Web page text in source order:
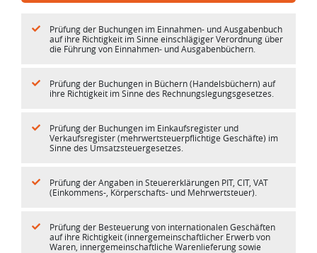
Prüfung der Buchungen im Einnahmen- und Ausgabenbuch
auf ihre Richtigkeit im Sinne einschlägiger Verordnung über
die Führung von Einnahmen- und Ausgabenbüchern.
Prüfung der Buchungen in Büchern (Handelsbüchern) auf
ihre Richtigkeit im Sinne des Rechnungslegungsgesetzes.
Prüfung der Buchungen im Einkaufsregister und
Verkaufsregister (mehrwertsteuerpflichtige Geschäfte) im
Sinne des Umsatzsteuergesetzes.
Prüfung der Angaben in Steuererklärungen PIT, CIT, VAT
(Einkommens-, Körperschafts- und Mehrwertsteuer).
Prüfung der Besteuerung von internationalen Geschäften
auf ihre Richtigkeit (innergemeinschaftlicher Erwerb von
Waren, innergemeinschaftliche Warenlieferung sowie